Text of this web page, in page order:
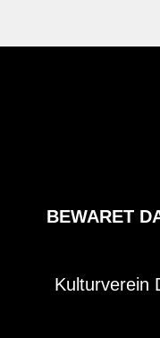
BEWARET
Kulturverein